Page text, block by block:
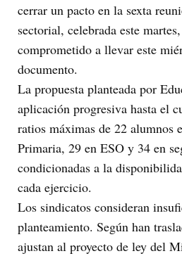
cerrar un pacto en la sexta
sectorial, celebrada este
comprometido a llevar este
documento.
La propuesta planteada por
aplicación progresiva hasta el
ratios máximas de 22 alumnos
Primaria, 29 en ESO y 34 en
condicionadas a la
cada ejercicio.
Los sindicatos consideran
planteamiento. Según han
ajustan al proyecto de ley del